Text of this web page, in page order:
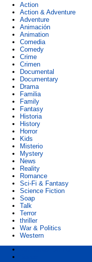
Action
Action & Adventure
Adventure
Animación
Animation
Comedia
Comedy
Crime
Crimen
Documental
Documentary
Drama
Familia
Family
Fantasy
Historia
History
Horror
Kids
Misterio
Mystery
News
Reality
Romance
Sci-Fi & Fantasy
Science Fiction
Soap
Talk
Terror
thriller
War & Politics
Western